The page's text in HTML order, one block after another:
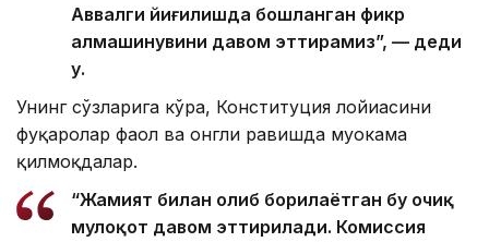
Аввалги йиғилишда бошланган фикр
алмашинувини давом эттирамиз”, — деди
у.
Унинг сўзларига кўра, Конституция лойиҳасини
фуқаролар фаол ва онгли равишда муҳокама
қилмоқдалар.
“Жамият билан олиб борилаётган бу очиқ
мулоқот давом эттирилади. Комиссия